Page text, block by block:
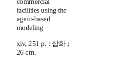
commercial
facilities using the
agent-based
modeling
xiv, 251 p. : 삽화 ;
26 cm.